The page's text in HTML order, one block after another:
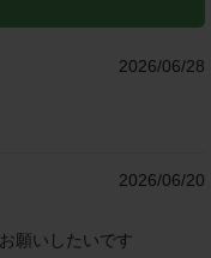
2026/06/28
2026/06/20
願いしたいです